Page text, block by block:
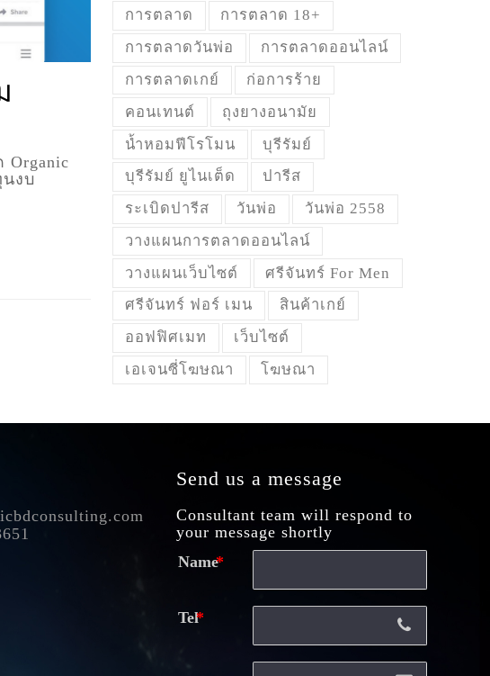
Organic
งบ
การตลาด
การตลาด 18+
การตลาดวันพ่อ
การตลาดออนไลน์
การตลาดเกย์
ก่อการร้าย
คอนเทนต์
ถุงยางอนามัย
น้ำหอมฟีโรโมน
บุรีรัมย์
บุรีรัมย์ ยูไนเต็ด
ปารีส
ระเบิดปารีส
วันพ่อ
วันพ่อ 2558
วางแผนการตลาดออนไลน์
วางแผนเว็บไซต์
ศรีจันทร์ For Men
ศรีจันทร์ ฟอร์ เมน
สินค้าเกย์
ออฟฟิศเมท
เว็บไซต์
เอเจนซี่โฆษณา
โฆษณา
Send us a message
Consultant team will respond to
your message shortly
Name
Tel